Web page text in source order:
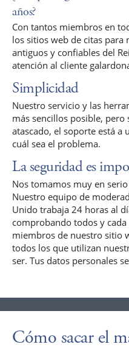
años?
Con tantos miembros en
los sitios web de citas para
antiguos y confiables del
atención al cliente
Simplicidad
Nuestro servicio y las
más sencillos posible,
atascado, el soporte está a
cuál sea el problema.
La seguridad es
Nos tomamos muy en
Nuestro equipo de
Unido trabaja 24 horas al
comprobando todos y
miembros de nuestro sitio
todos los que utilizan
ser. Tus datos personales
Cómo sacar el